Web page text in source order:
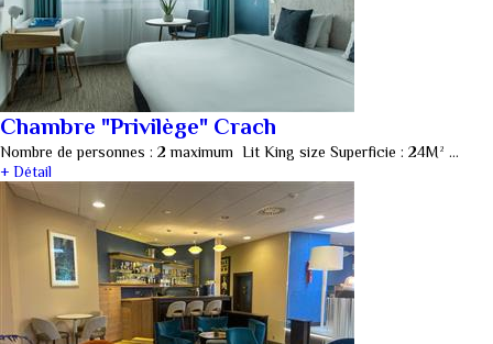
Chambre "Privilège" Crach
Nombre de personnes : 2 maximum Lit King size Superficie : 24M² …
+ Détail